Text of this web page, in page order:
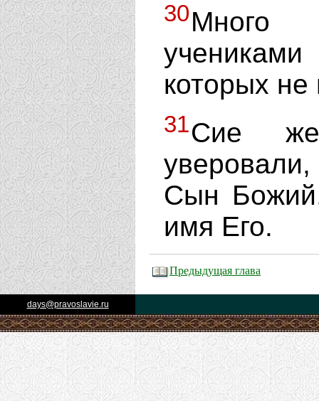
30Много
которых не
31Сие
Сын
имя Его.
Предыдущая глава
days@pravoslavie.ru